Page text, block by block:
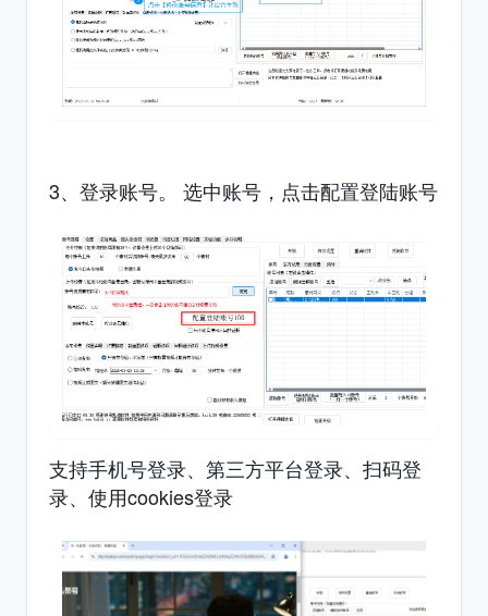
3、登录账号。 选中账号，点击配置登陆账号
支持手机号登录、第三方平台登录、扫码登
录、使用cookies登录